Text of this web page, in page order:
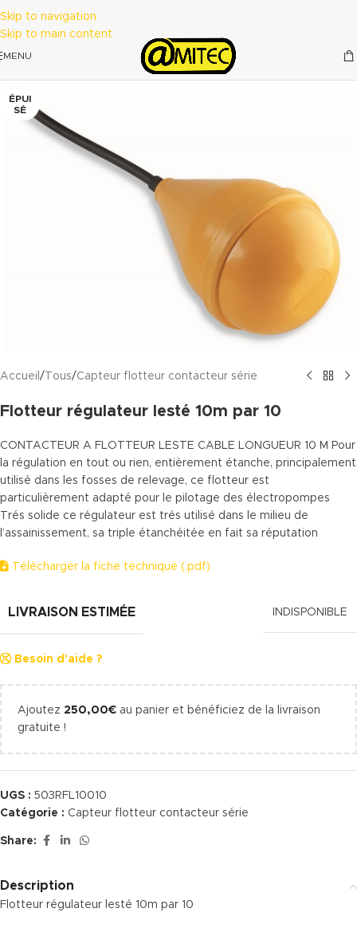
Skip to navigation
Skip to main content
MENU
ÉPUI
SÉ
Accueil /Tous/Capteur flotteur contacteur série
Flotteur régulateur lesté 10m par 10
CONTACTEUR A FLOTTEUR LESTE CABLE LONGUEUR 10 M Pour
la régulation en tout ou rien, entièrement étanche, principalement
utilisé dans les fosses de relevage, ce flotteur est
particulièrement adapté pour le pilotage des électropompes
Trés solide ce régulateur est trés utilisé dans le milieu de
l’assainissement, sa triple étanchéitée en fait sa réputation
Télécharger la fiche technique (.pdf)
LIVRAISON ESTIMÉE INDISPONIBLE
Besoin d'aide ?
Ajoutez 250,00€ au panier et bénéficiez de la livraison
gratuite !
UGS : 503RFL10010
Catégorie : Capteur flotteur contacteur série
Share:
Description
Flotteur régulateur lesté 10m par 10